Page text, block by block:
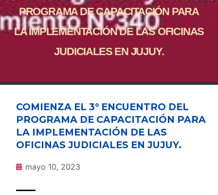
PROGRAMA DE CAPACITACIÓN PARA
LA IMPLEMENTACIÓN DE LAS OFICINAS
JUDICIALES EN JUJUY.
COMIENZA EL 3° ENCUENTRO DEL
PROGRAMA DE CAPACITACIÓN PARA
LA IMPLEMENTACIÓN DE LAS
OFICINAS JUDICIALES EN JUJUY.
mayo 10, 2023